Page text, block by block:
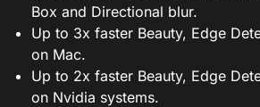
Box and Directional blur.
Up to 3x faster Beauty, Edge
on Mac.
Up to 2x faster Beauty, Edge
on Nvidia systems.